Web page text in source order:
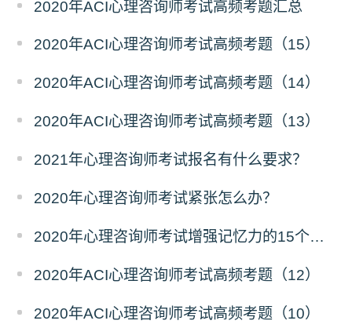
2020年ACI心理咨询师考试高频考题汇总
2020年ACI心理咨询师考试高频考题（15）
2020年ACI心理咨询师考试高频考题（14）
2020年ACI心理咨询师考试高频考题（13）
2021年心理咨询师考试报名有什么要求？
2020年心理咨询师考试紧张怎么办？
2020年心理咨询师考试增强记忆力的15个窍门
2020年ACI心理咨询师考试高频考题（12）
2020年ACI心理咨询师考试高频考题（10）